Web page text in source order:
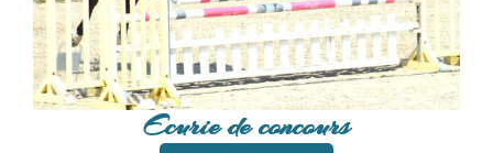
Ecurie de concours